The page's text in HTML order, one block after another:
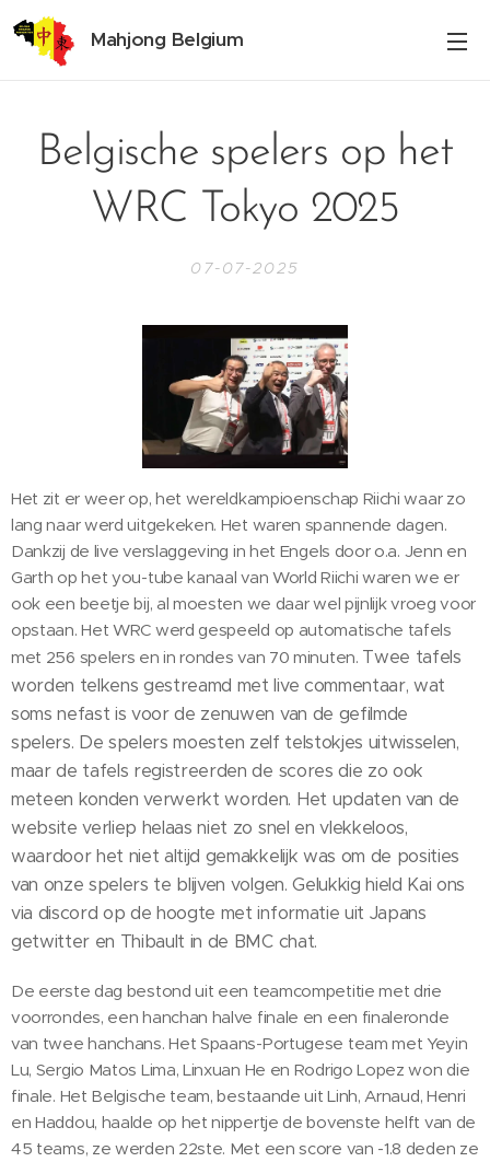
Mahjong Belgium
Belgische spelers op het
WRC Tokyo 2025
07-07-2025
Het zit er weer op, het wereldkampioenschap Riichi waar zo
lang naar werd uitgekeken. Het waren spannende dagen.
Dankzij de live verslaggeving in het Engels door o.a. Jenn en
Garth op het you-tube kanaal van World Riichi waren we er
ook een beetje bij, al moesten we daar wel pijnlijk vroeg voor
opstaan. Het WRC werd gespeeld op automatische tafels
met 256 spelers en in rondes van 70 minuten. Twee tafels
worden telkens gestreamd met live commentaar, wat
soms nefast is voor de zenuwen van de gefilmde
spelers. De spelers moesten zelf telstokjes uitwisselen,
maar de tafels registreerden de scores die zo ook
meteen konden verwerkt worden. Het updaten van de
website verliep helaas niet zo snel en vlekkeloos,
waardoor het niet altijd gemakkelijk was om de posities
van onze spelers te blijven volgen. Gelukkig hield Kai ons
via discord op de hoogte met informatie uit Japans
getwitter en Thibault in de BMC chat.
De eerste dag bestond uit een teamcompetitie met drie
voorrondes, een hanchan halve finale en een finaleronde
van twee hanchans. Het Spaans-Portugese team met Yeyin
Lu, Sergio Matos Lima, Linxuan He en Rodrigo Lopez won die
finale. Het Belgische team, bestaande uit Linh, Arnaud, Henri
en Haddou, haalde op het nippertje de bovenste helft van de
45 teams, ze werden 22ste. Met een score van -1.8 deden ze